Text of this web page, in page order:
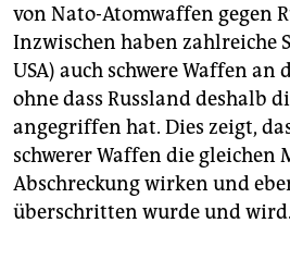
von Nato-Atomwaffen gegen
Inzwischen haben zahlreiche
USA) auch schwere Waffen
ohne dass Russland deshalb
angegriffen hat. Dies zeigt,
schwerer Waffen die gleichen
Abschreckung wirken und
überschritten wurde und wird.